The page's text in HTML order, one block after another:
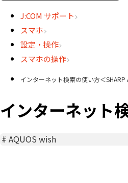
J:COM サポート
スマホ
設定・操作
スマホの操作
インターネット検索の使い方＜SHARP
インターネット
#AQUOS wish